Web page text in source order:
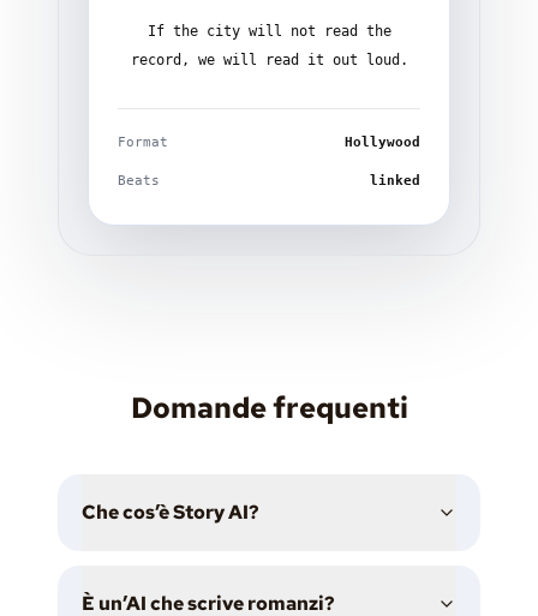
If the city will not read the
record, we will read it out loud.
Format Hollywood
Beats linked
Domande frequenti
Che cos’è Story AI?
È un’AI che scrive romanzi?